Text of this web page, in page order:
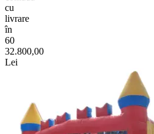
cu
livrare
în
60
32.800,00
Lei